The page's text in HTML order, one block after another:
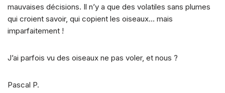
mauvaises décisions. Il n’y a que des volatiles sans plumes
qui croient savoir, qui copient les oiseaux… mais
imparfaitement !
J’ai parfois vu des oiseaux ne pas voler, et nous ?
Pascal P.